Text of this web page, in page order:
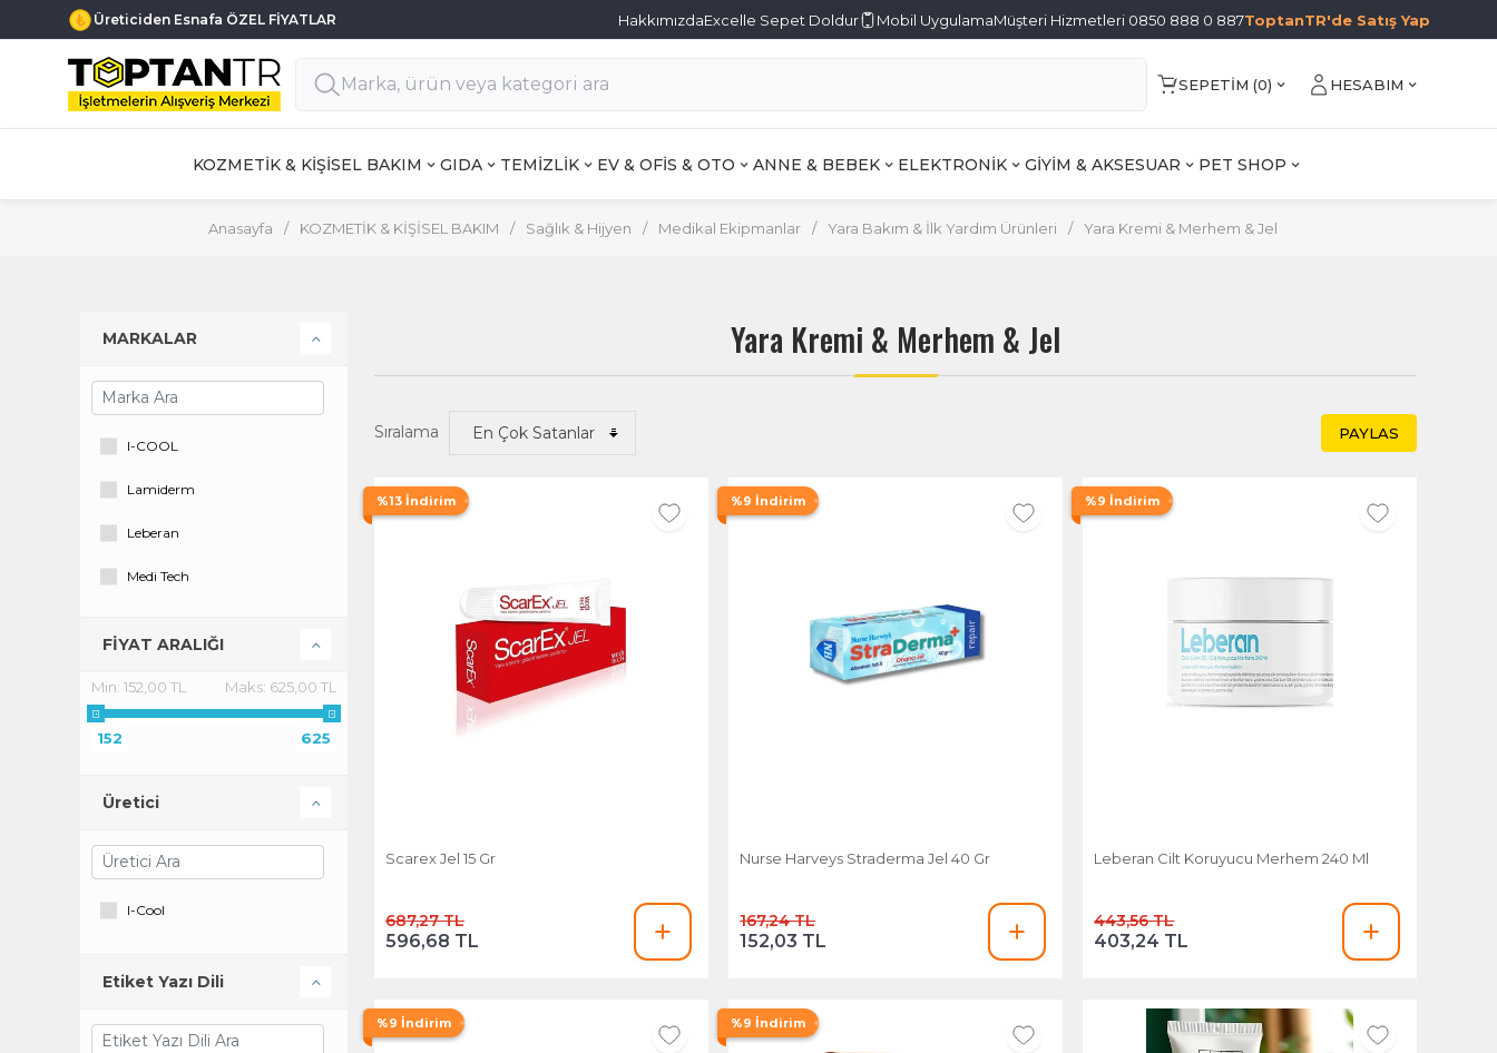
Üreticiden Esnafa ÖZEL FİYATLAR HakkımızdaExcelle Sepet Doldur Mobil UygulamaMüşteri Hizmetleri 0850 888 0 887ToptanTR'de Satış Yap
SEPETIM (0) HESABIM
KOZMETİK & KİŞİSEL BAKIM GIDA TEMİZLİK EV & OFİS & OTO ANNE & BEBEK ELEKTRONİK GİYİM & AKSESUAR PET SHOP
Anasayfa / KOZMETİK & KİŞİSEL BAKIM / Sağlık & Hijyen / Medikal Ekipmanlar / Yara Bakım & İlk Yardım Ürünleri / Yara Kremi & Merhem & Jel
Yara Kremi & Merhem & Jel
Sıralama PAYLAS
%13 İndirim
Scarex Jel 15 Gr
687,27 TL
596,68 TL
%9 İndirim
Nurse Harveys Straderma Jel 40 Gr
167,24 TL
152,03 TL
%9 İndirim
Leberan Cilt Koruyucu Merhem 240 Ml
443,56 TL
403,24 TL
%9 İndirim %9 İndirim
MARKALAR
I-COOL
Lamiderm
Leberan
Medi Tech
FİYAT ARALIĞI
Min: 152,00 TL Maks: 625,00 TL
152 625
Üretici
I-Cool
Etiket Yazı Dili